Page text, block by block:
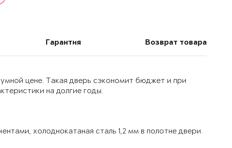
Гарантия Возврат товара
цене. Такая дверь сэкономит бюджет и при
на долгие годы.
холоднокатаная сталь 1,2 мм в полотне двери.